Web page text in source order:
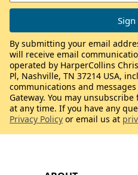
By submitting your email
will receive email
operated by HarperCollins
Pl, Nashville, TN 37214 USA,
communications and
Gateway. You may unsubscribe
at any time. If you have any
Privacy Policy or email us at